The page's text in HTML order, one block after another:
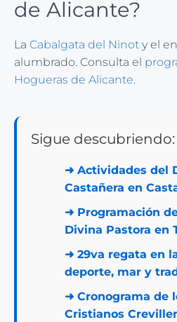
de Alicante?
La Cabalgata del Ninot y el
alumbrado. Consulta el
Hogueras de Alicante.
Sigue descubriendo:
➜ Actividades del
Castañera en
➜ Programación
Divina Pastora en
➜ 29va regata en
deporte, mar y
➜ Cronograma de
Cristianos